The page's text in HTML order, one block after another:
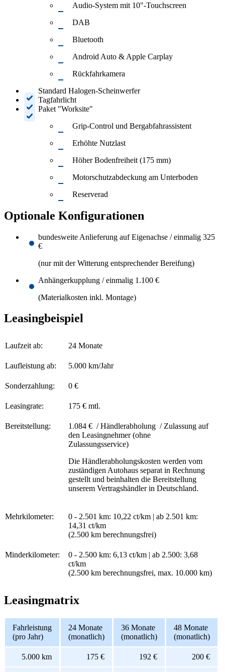
Audio-System mit 10"-Touchscreen
DAB
Bluetooth
Android Auto & Apple Carplay
Rückfahrkamera
Standard Halogen-Scheinwerfer
Tagfahrlicht
Paket "Worksite"
Grip-Control und Bergabfahrassistent
Erhöhte Nutzlast
Höher Bodenfreiheit (175 mm)
Motorschutzabdeckung am Unterboden
Reserverad
Optionale Konfigurationen
bundesweite Anlieferung auf Eigenachse / einmalig 325
€
(nur mit der Witterung entsprechender Bereifung)
Anhängerkupplung / einmalig 1.100 €
(Materialkosten inkl. Montage)
Leasingbeispiel
Laufzeit ab: 24 Monate
Laufleistung ab: 5.000 km/Jahr
Sonderzahlung: 0 €
Leasingrate: 175 € mtl.
Bereitstellung:
1.084 € / Händlerabholung / Zulassung auf
den Leasingnehmer (ohne
Zulassungsservice)
Die Händlerabholungskosten werden vom
zuständigen Autohaus separat in Rechnung
gestellt und beinhalten die Bereitstellung
unserem Vertragshändler in Deutschland.
Mehrkilometer:
0 - 2.501 km: 10,22 ct/km | ab 2.501 km:
14,31 ct/km
(2.500 km berechnungsfrei)
Minderkilometer:
0 - 2.500 km: 6,13 ct/km | ab 2.500: 3,68
ct/km
(2.500 km berechnungsfrei, max. 10.000 km)
Leasingmatrix
Fahrleistung
(pro Jahr)
24 Monate
(monatlich)
36 Monate
(monatlich)
48 Monate
(monatlich)
5.000 km 175 € 192 € 200 €